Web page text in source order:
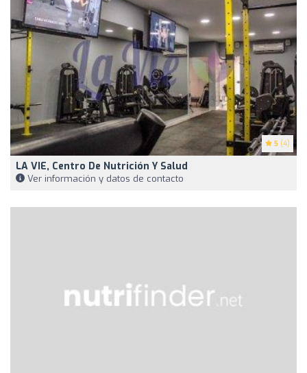
5 (4)
LA VIE, Centro De Nutrición Y Salud
Ver información y datos de contacto